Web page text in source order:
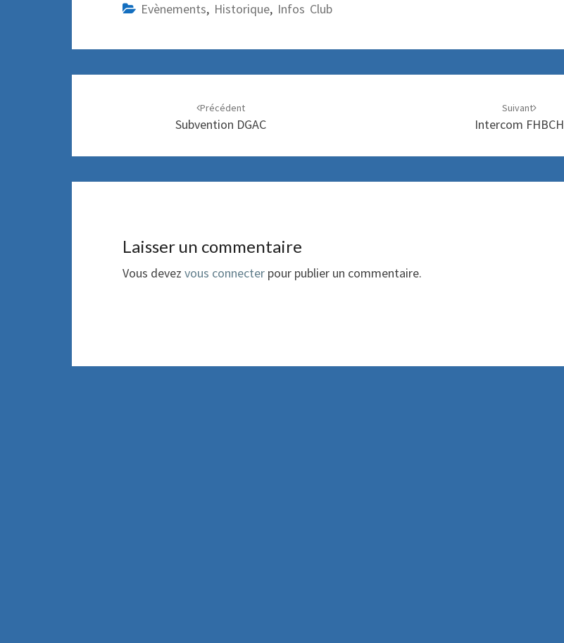
Evènements, Historique, Infos Club
Précédent
Subvention DGAC
Suivant
Intercom FHBCH
Laisser un commentaire
Vous devez vous connecter pour publier un commentaire.